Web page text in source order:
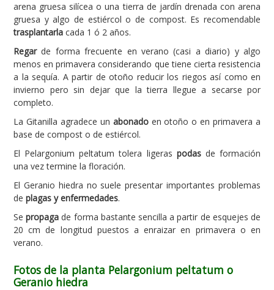
arena gruesa silícea o una tierra de jardín drenada con arena
gruesa y algo de estiércol o de compost. Es recomendable
trasplantarla cada 1 ó 2 años.
Regarde forma frecuente en verano (casi a diario) y algo
menos en primavera considerando que tiene cierta resistencia
a la sequía. A partir de otoño reducir los riegos así como en
invierno pero sin dejar que la tierra llegue a secarse por
completo.
La Gitanilla agradece un abonadoen otoño o en primavera a
base de compost o de estiércol.
El Pelargonium peltatum tolera ligeras podasde formación
una vez termine la floración.
El Geranio hiedra no suele presentar importantes problemas
de plagas y enfermedades.
Sepropaga de forma bastante sencilla a partir de esquejes de
20 cm de longitud puestos a enraizar en primavera o en
verano.
Fotos de la planta Pelargonium peltatum o
Geranio hiedra